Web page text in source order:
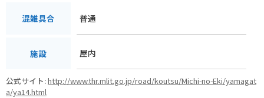
混雑具合 普通
施設 屋内
公式サイト:http://www.thr.mlit.go.jp/road/koutsu/Michi-no-Eki/yamagat
a/ya14.html